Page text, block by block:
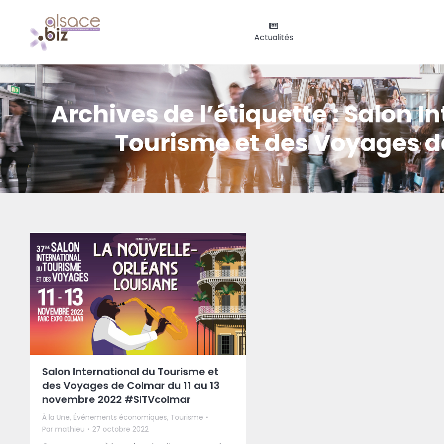
Actualités
Archives de l’étiquette :Salon
Tourisme et des Voyages
Salon International du Tourisme et
des Voyages de Colmar du 11 au 13
novembre 2022 #SITVcolmar
À la Une, Événements économiques, Tourisme
Par mathieu 27 octobre 2022